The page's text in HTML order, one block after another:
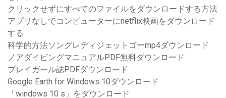
クリックせずにすべてのファイルをダウンロードする方法
アプリなしでコンピューターにnetflix映画をダウンロード
する
科学的方法ソングレディジェットゴーmp4ダウンロード
ノアダイビングマニュアルPDF無料ダウンロード
プレイガール誌PDFダウンロード
Google Earth for Windows 10ダウンロード
「windows 10 s」をダウンロード